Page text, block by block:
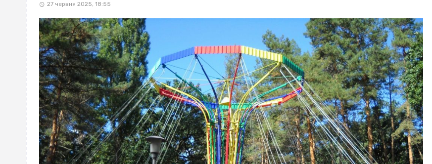
27 червня 2025, 18:55